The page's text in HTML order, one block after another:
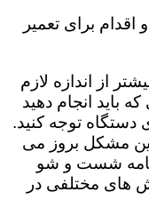
برای تعمیر
از اندازه لازم
باید انجام دهید
توجه کنید.
مشکل بروز می
شست و شو
های مختلفی در